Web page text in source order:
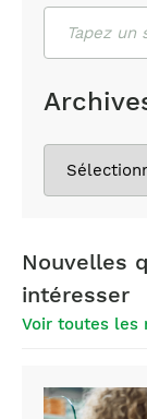
Nouvelles
intéresser
Voir toutes les